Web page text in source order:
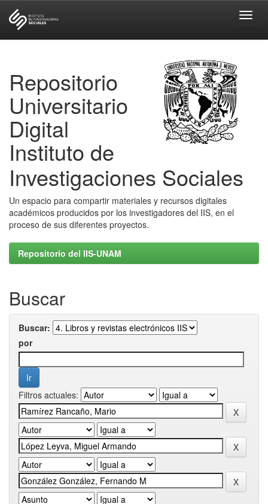
Repositorio
Universitario
Digital
Instituto de
Investigaciones Sociales
Un espacio para compartir materiales y recursos digitales
académicos producidos por los investigadores del IIS, en el
proceso de sus diferentes proyectos.
Repositorio del IIS-UNAM
Buscar
Buscar:
por
Filtros actuales: